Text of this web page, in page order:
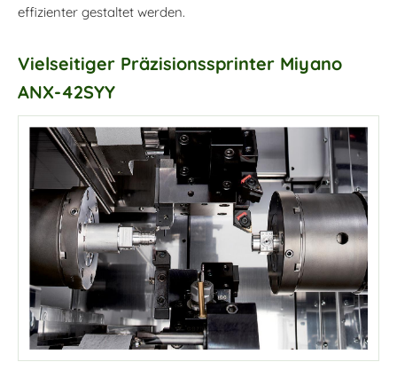
effizienter gestaltet werden.
Vielseitiger Präzisionssprinter Miyano
ANX-42SYY